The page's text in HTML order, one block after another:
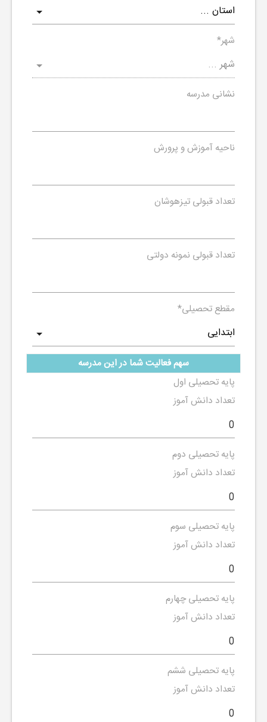
شهر*
نشانی مدرسه
ناحیه آموزش و پرورش
تعداد قبولی تیزهوشان
تعداد قبولی نمونه دولتی
مقطع تحصیلی*
سهم فعالیت شما در این مدرسه
پایه تحصیلی اول
تعداد دانش آموز
پایه تحصیلی دوم
تعداد دانش آموز
پایه تحصیلی سوم
تعداد دانش آموز
پایه تحصیلی چهارم
تعداد دانش آموز
پایه تحصیلی ششم
تعداد دانش آموز